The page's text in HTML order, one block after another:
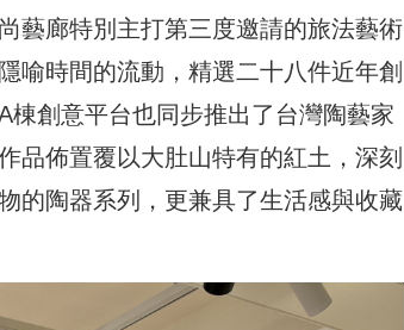
藝廊特別主打第三度邀請的旅法藝術
喻時間的流動，精選二十八件近年創
創意平台也同步推出了台灣陶藝家
品佈置覆以大肚山特有的紅土，深刻
的陶器系列，更兼具了生活感與收藏